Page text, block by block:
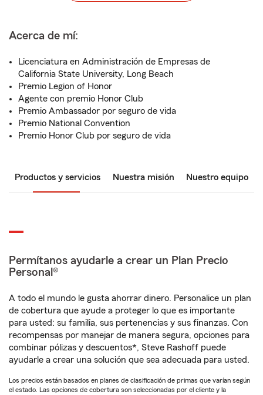
Acerca de mí:
Licenciatura en Administración de Empresas de
California State University, Long Beach
Premio Legion of Honor
Agente con premio Honor Club
Premio Ambassador por seguro de vida
Premio National Convention
Premio Honor Club por seguro de vida
Productos y servicios Nuestra misión Nuestro equipo
Permítanos ayudarle a crear un Plan Precio
Personal®
A todo el mundo le gusta ahorrar dinero. Personalice un plan
de cobertura que ayude a proteger lo que es importante
para usted: su familia, sus pertenencias y sus finanzas. Con
recompensas por manejar de manera segura, opciones para
combinar pólizas y descuentos*, Steve Rashoff puede
ayudarle a crear una solución que sea adecuada para usted.
Los precios están basados en planes de clasificación de primas que varían según
el estado. Las opciones de cobertura son seleccionadas por el cliente y la